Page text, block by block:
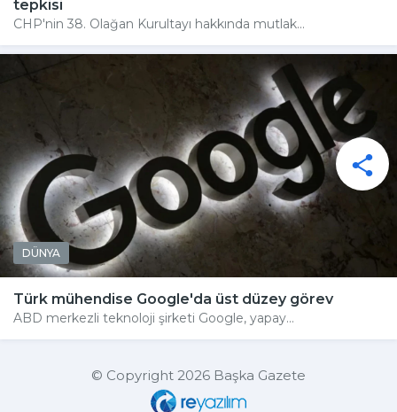
tepkisi
CHP'nin 38. Olağan Kurultayı hakkında mutlak...
DÜNYA
Türk mühendise Google'da üst düzey görev
ABD merkezli teknoloji şirketi Google, yapay...
© Copyright 2026 Başka Gazete